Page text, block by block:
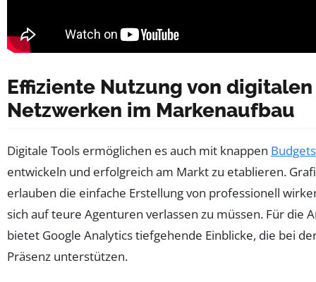
Effiziente Nutzung von digitalen
Netzwerken im Markenaufbau
Digitale Tools ermöglichen es auch mit knappen Budgets
entwickeln und erfolgreich am Markt zu etablieren.
erlauben die einfache Erstellung von professionell
sich auf teure Agenturen verlassen zu müssen. Für die
bietet Google Analytics tiefgehende Einblicke, die bei
Präsenz unterstützen.